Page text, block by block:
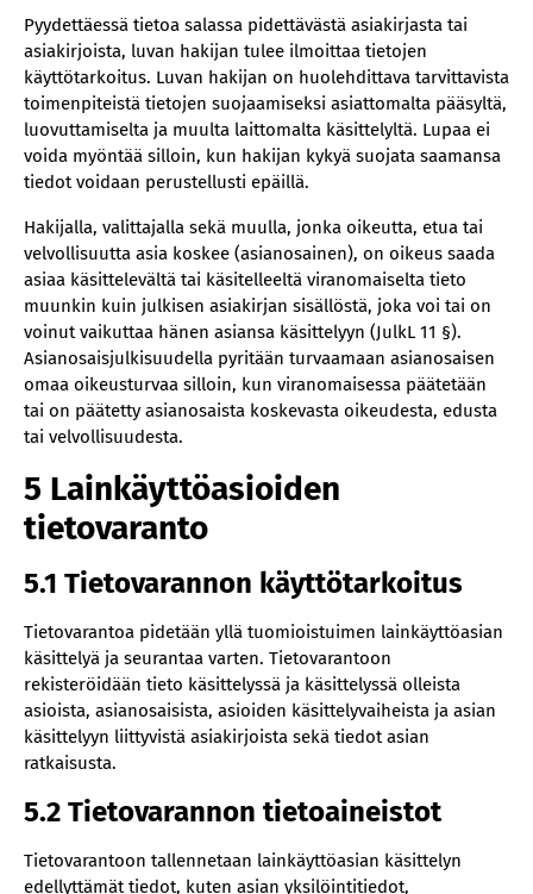
Pyydettäessä tietoa salassa pidettävästä asiakirjasta tai
asiakirjoista, luvan hakijan tulee ilmoittaa tietojen
käyttötarkoitus. Luvan hakijan on huolehdittava tarvittavista
toimenpiteistä tietojen suojaamiseksi asiattomalta pääsyltä,
luovuttamiselta ja muulta laittomalta käsittelyltä. Lupaa ei
voida myöntää silloin, kun hakijan kykyä suojata saamansa
tiedot voidaan perustellusti epäillä.
Hakijalla, valittajalla sekä muulla, jonka oikeutta, etua tai
velvollisuutta asia koskee (asianosainen), on oikeus saada
asiaa käsittelevältä tai käsitelleeltä viranomaiselta tieto
muunkin kuin julkisen asiakirjan sisällöstä, joka voi tai on
voinut vaikuttaa hänen asiansa käsittelyyn (JulkL 11 §).
Asianosaisjulkisuudella pyritään turvaamaan asianosaisen
omaa oikeusturvaa silloin, kun viranomaisessa päätetään
tai on päätetty asianosaista koskevasta oikeudesta, edusta
tai velvollisuudesta.
5 Lainkäyttöasioiden
tietovaranto
5.1 Tietovarannon käyttötarkoitus
Tietovarantoa pidetään yllä tuomioistuimen lainkäyttöasian
käsittelyä ja seurantaa varten. Tietovarantoon
rekisteröidään tieto käsittelyssä ja käsittelyssä olleista
asioista, asianosaisista, asioiden käsittelyvaiheista ja asian
käsittelyyn liittyvistä asiakirjoista sekä tiedot asian
ratkaisusta.
5.2 Tietovarannon tietoaineistot
‍Tietovarantoon tallennetaan lainkäyttöasian käsittelyn
edellyttämät tiedot, kuten asian yksilöintitiedot,